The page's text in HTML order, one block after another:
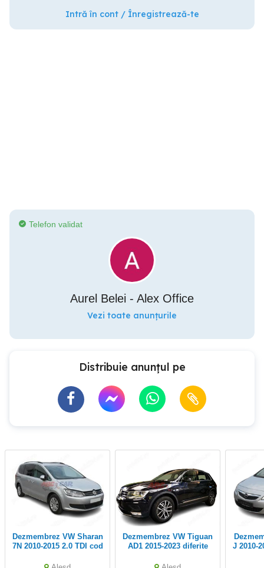
Intră în cont / Înregistrează-te
Telefon validat
Aurel Belei - Alex Office
Vezi toate anunțurile
Distribuie anunțul pe
Dezmembrez VW Sharan
7N 2010-2015 2.0 TDI cod
DSG: PPW (usa, geam,
Dezmembrez VW Tiguan
AD1 2015-2023 diferite
DFG, CZC, DPB, DPC
Dezmembrez Opel Astra
J 2010-